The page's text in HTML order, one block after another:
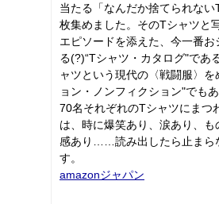
当たる「なんだか捨てられな
枚集めました。そのTシャツと
エピソードを添えた、今一番お
る(?)“Tシャツ・カタログ"であ
ャツという現代の〈戦闘服〉を
ョン・ノンフィクション"でもあ
70名それぞれのTシャツにまつ
は、時に爆笑あり、涙あり、も
感あり……読み出したら止まら
す。
amazonジャパン